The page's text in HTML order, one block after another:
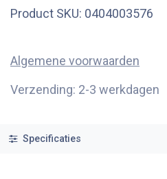
Product SKU: 0404003576
Algemene voorwaarden
Verzending: 2-3 werkdagen
Specificaties